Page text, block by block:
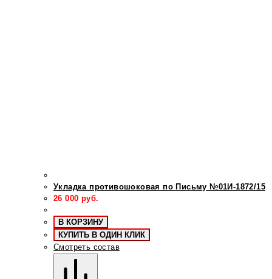
Укладка противошоковая по Письму №01И-1872/15
26 000 руб.
В КОРЗИНУ
КУПИТЬ В ОДИН КЛИК
Смотреть состав